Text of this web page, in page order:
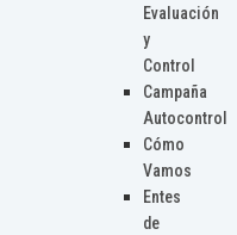
Evaluación
y
Control
Campaña
Autocontrol
Cómo
Vamos
Entes
de